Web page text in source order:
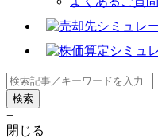
+
閉じる